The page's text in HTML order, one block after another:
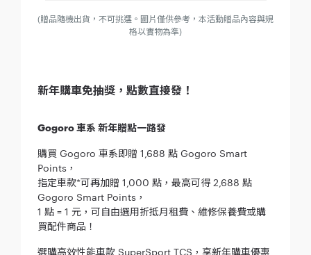
(贈品隨機出貨，不可挑選。圖片僅供參考，本活動贈品內容與規
格以實物為準)
新年購車免抽獎，點數直接發！
Gogoro 車系 新年贈點一路發
購買 Gogoro 車系即贈 1,688 點 Gogoro Smart
Points，
指定車款*可再加贈 1,000 點，最高可得 2,688 點
Gogoro Smart Points，
1 點 = 1 元，可自由選用折抵月租費、維修保養費或購
買配件商品！
選購高效性能車款 SuperSport TCS，享新年購車優惠